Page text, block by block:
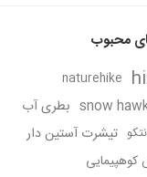
محبوب
naturehike
snow بطری آب
تیشرت آستین دار